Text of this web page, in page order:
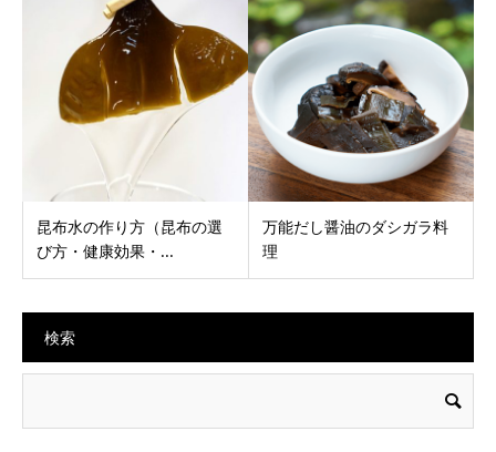
昆布水の作り方（昆布の選
び方・健康効果・...
万能だし醤油のダシガラ料
理
検索